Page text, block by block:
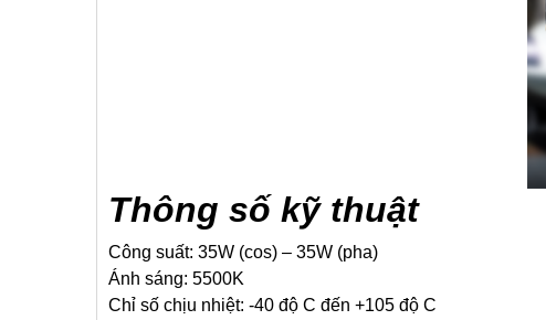
Thông số kỹ thuật
Công suất: 35W (cos) – 35W (pha)
Ánh sáng: 5500K
Chỉ số chịu nhiệt: -40 độ C đến +105 độ C